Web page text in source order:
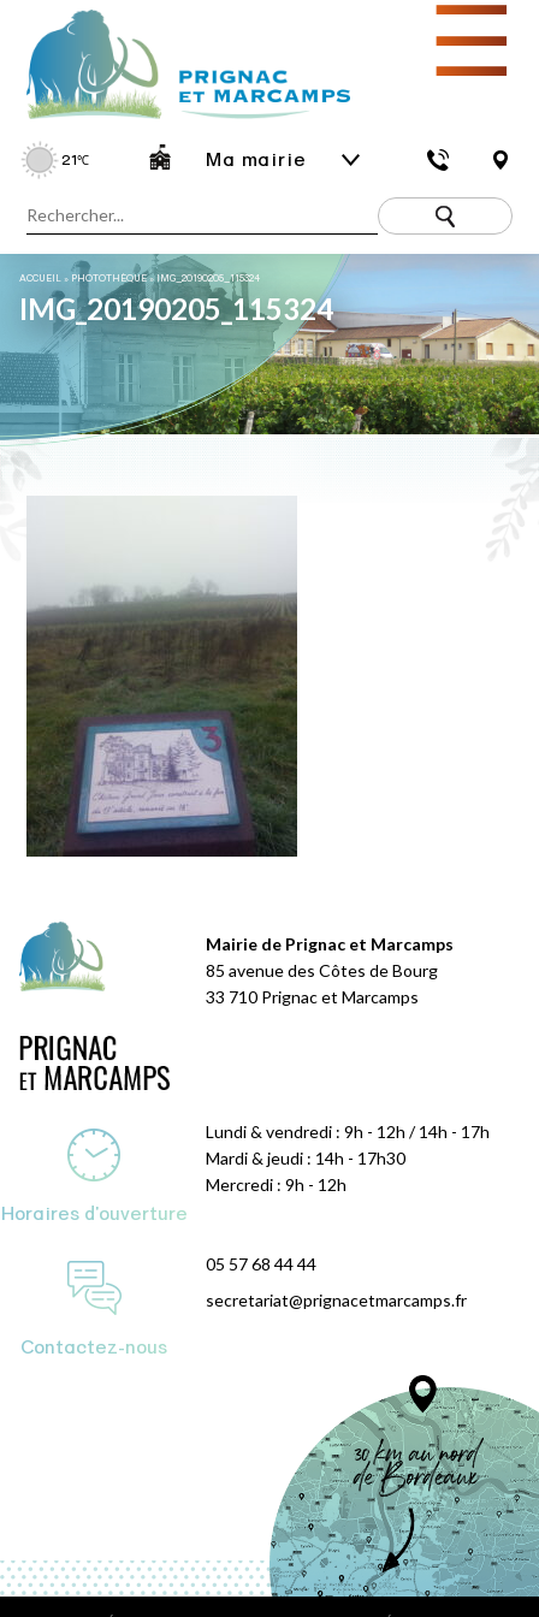
21℃ Ma mairie
☰
ACCUEIL » PHOTOTHÈQUE»IMG_20190205_115324
IMG_20190205_115324
Mairie de Prignac et Marcamps
85 avenue des Côtes de Bourg
33 710 Prignac et Marcamps
Horaires d'ouverture
Lundi & vendredi : 9h - 12h / 14h - 17h
Mardi & jeudi : 14h - 17h30
Mercredi : 9h - 12h
Contactez-nous
05 57 68 44 44
secretariat@prignacetmarcamps.fr